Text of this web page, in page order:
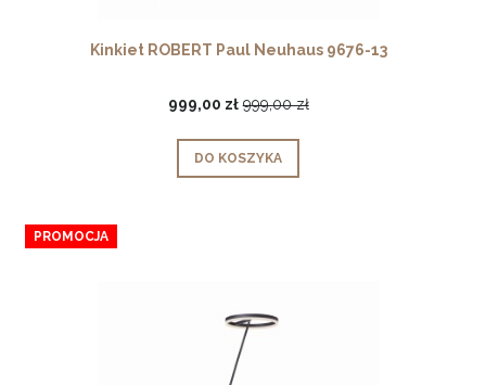
Kinkiet ROBERT Paul Neuhaus 9676-13
999,00 zł 999,00 zł
DO KOSZYKA
PROMOCJA